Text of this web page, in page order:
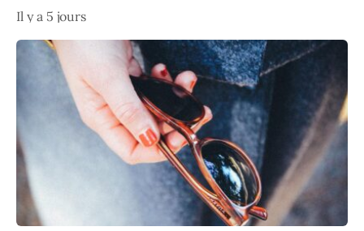
Il y a 5 jours